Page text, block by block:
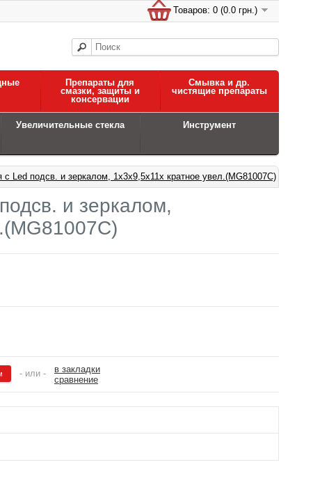
Товаров: 0 (0.0 грн.)
Препараты для
смазки, защиты и
консервации
Смывка и др.
чистящие препараты
Увеличительные стекла Инструмент
с Led подсв. и зеркалом, 1х3х9,5х11х кратное увел.(MG81007C)
и зеркалом,
- или -
в закладки
сравнение